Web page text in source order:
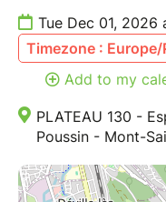
Tue Dec 01, 2026
Timezone : Europe/
Add to my
PLATEAU 130 -
Poussin - Mont-